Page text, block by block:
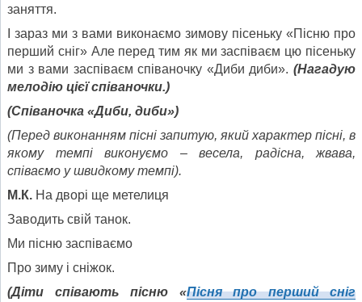
заняття.
І зараз ми з вами виконаємо зимову пісеньку «Пісню про
перший сніг» Але перед тим як ми заспіваєм цю пісеньку
ми з вами заспіваєм співаночку «Диби диби». (Нагадую
мелодію цієї співаночки.)
(Співаночка «Диби, диби»)
(Перед виконанням пісні запитую, який характер пісні, в
якому темпі виконуємо – весела, радісна, жвава,
співаємо у швидкому темпі).
М.К. На дворі ще метелиця
Заводить свій танок.
Ми пісню заспіваємо
Про зиму і сніжок.
(Діти співають пісню «Пісня про перший сніг